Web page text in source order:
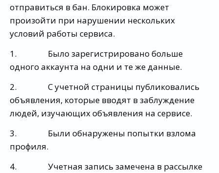
отправиться в бан. Блокировка может
произойти при нарушении нескольких
условий работы сервиса.
1. Было зарегистрировано больше
одного аккаунта на одни и те же данные.
2. С учетной страницы публиковались
объявления, которые вводят в заблуждение
людей, изучающих объявления на сервисе.
3. Были обнаружены попытки взлома
профиля.
4. Учетная запись замечена в рассылке